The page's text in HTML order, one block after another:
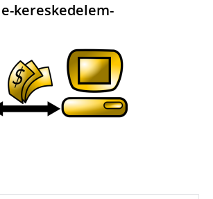
e-kereskedelem-